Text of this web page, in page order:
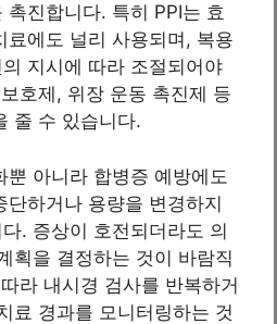
촉진합니다. 특히 PPI는 효
료에도 널리 사용되며, 복용
지시에 따라 조절되어야
호제, 위장 운동 촉진제 등
줄 수 있습니다.
뿐 아니라 합병증 예방에도
단하거나 용량을 변경하지
. 증상이 호전되더라도 의
획을 결정하는 것이 바람직
라 내시경 검사를 반복하거
료 경과를 모니터링하는 것